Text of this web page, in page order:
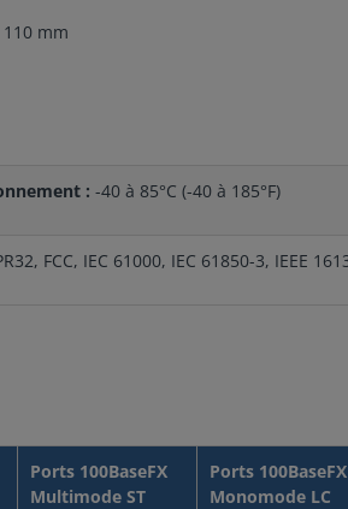
110 mm
: -40 à 85°C (-40 à 185°F)
FCC, IEC 61000, IEC 61850-3, IEEE
Ports 100BaseFX
Multimode ST
Ports 100BaseFX
Monomode LC